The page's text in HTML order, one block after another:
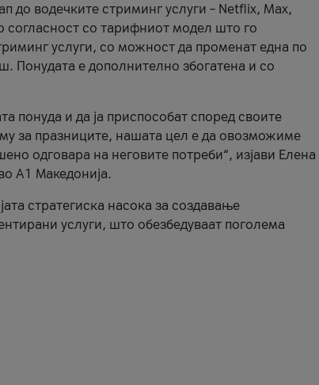
до водечките стриминг услуги – Netflix, Max,
согласност со тарифниот модел што го
услуги, со можност да променат една по
Понудата е дополнително збогатена и со
понуда и да ја приспособат според своите
за празниците, нашата цел е да овозможиме
одговара на неговите потреби“, изјави Елена
А1 Македонија.
стратегиска насока за создавање
услуги, што обезбедуваат поголема